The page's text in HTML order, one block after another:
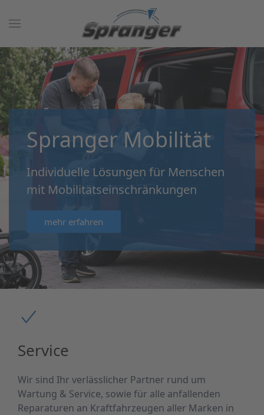
Spranger Mobilität
Individuelle Lösungen für Menschen
mit Mobilitätseinschränkungen
mehr erfahren
Service
Wir sind Ihr verlässlicher Partner rund um
Wartung & Service, sowie für alle anfallenden
Reparaturen an Kraftfahrzeugen aller Marken in